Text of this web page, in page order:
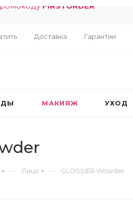
FIRSTORDER
Доставка Гарантии
МАКИЯЖ УХОД
— Лицо — GLOSSIER Wowder